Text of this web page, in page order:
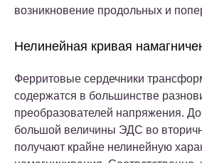
возникновение продольных и
Нелинейная кривая
Ферритовые сердечники
содержатся в большинстве
преобразователей напряжения.
большой величины ЭДС во
получают крайне нелинейную